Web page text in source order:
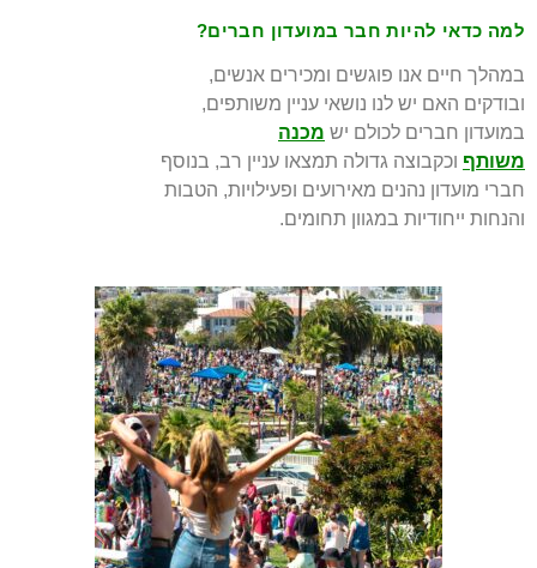
למה כדאי להיות חבר במועדון חברים?
במהלך חיים אנו פוגשים ומכירים אנשים,
ובודקים האם יש לנו נושאי עניין משותפים,
במועדון חברים לכולם יש מכנה
משותף וכקבוצה גדולה תמצאו עניין רב, בנוסף
חברי מועדון נהנים מאירועים ופעילויות, הטבות
והנחות ייחודיות במגוון תחומים.